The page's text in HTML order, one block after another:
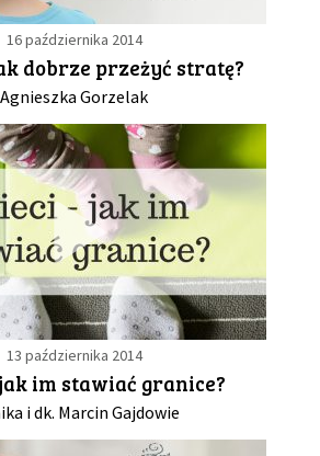
16 października 2014
dobrze przeżyć stratę?
Agnieszka Gorzelak
13 października 2014
im stawiać granice?
i dk. Marcin Gajdowie